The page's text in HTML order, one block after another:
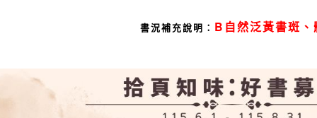
書況補充說明： B自然泛黃書斑、